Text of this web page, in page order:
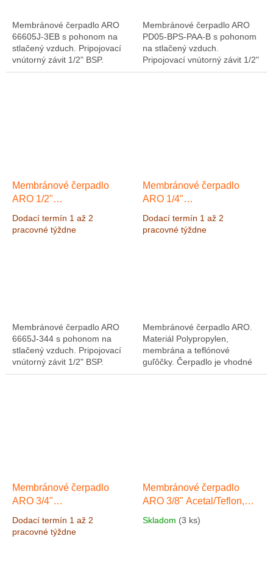
Membránové čerpadlo ARO
66605J-3EB s pohonom na
stlačený vzduch. Pripojovací
vnútorný závit 1/2" BSP.
Materiál čerpadla
Membránové čerpadlo ARO
PD05-BPS-PAA-B s pohonom
na stlačený vzduch.
Pripojovací vnútorný závit 1/2"
BSP. Materiál čerpadla
Membránové čerpadlo
ARO 1/2"
49,2 l/min, výtlak 6,9 bar
Dodací termín 1 až 2
pracovné týždne
Membránové čerpadlo ARO
6665J-344 s pohonom na
stlačený vzduch. Pripojovací
vnútorný závit 1/2" BSP.
Materiál čerpadla
Membránové čerpadlo
ARO 1/4"
20 l/min, výtlak 8,3 bar
Dodací termín 1 až 2
pracovné týždne
Membránové čerpadlo ARO.
Materiál Polypropylen,
membrána a teflónové
guľôčky. Čerpadlo je vhodné
pre chemické roztoky, kyslé
Membránové čerpadlo
ARO 3/4"
Výkon 56 l/min, výtlak 6,9
Dodací termín 1 až 2
pracovné týždne
Membránové čerpadlo
ARO 3/8" Acetal/Teflon,
Skladom (3 ks)